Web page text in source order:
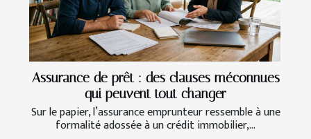
Assurance de prêt : des clauses méconnues
qui peuvent tout changer
Sur le papier, l’assurance emprunteur ressemble à une
formalité adossée à un crédit immobilier,...